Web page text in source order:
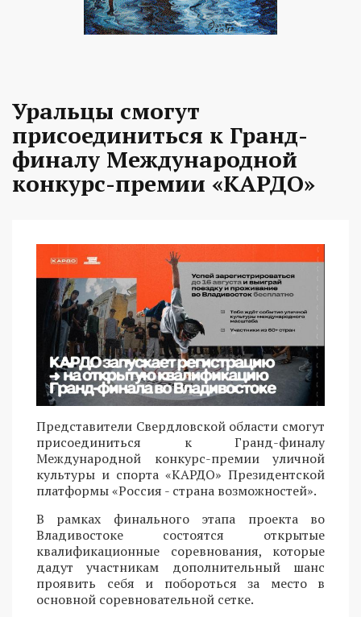
Уральцы смогут
присоединиться к Гранд-
финалу Международной
конкурс-премии «КАРДО»
Представители Свердловской области смогут
присоединиться к Гранд-финалу
Международной конкурс-премии уличной
культуры и спорта «КАРДО» Президентской
платформы «Россия - страна возможностей».
В рамках финального этапа проекта во
Владивостоке состоятся открытые
квалификационные соревнования, которые
дадут участникам дополнительный шанс
проявить себя и побороться за место в
основной соревновательной сетке.